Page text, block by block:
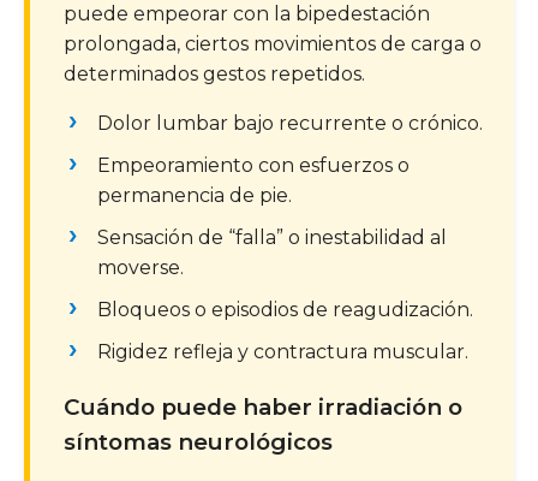
puede empeorar con la bipedestación
prolongada, ciertos movimientos de carga o
determinados gestos repetidos.
Dolor lumbar bajo recurrente o crónico.
Empeoramiento con esfuerzos o
permanencia de pie.
Sensación de “falla” o inestabilidad al
moverse.
Bloqueos o episodios de reagudización.
Rigidez refleja y contractura muscular.
Cuándo puede haber irradiación o
síntomas neurológicos